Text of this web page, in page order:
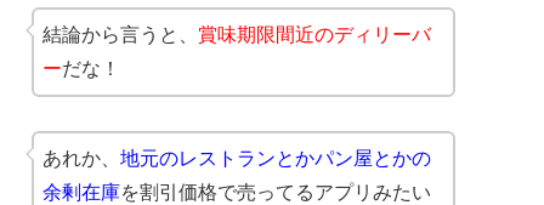
結論から言うと、 賞味期限間近のディリーバ
ーだな！
あれか、 地元のレストランとかパン屋とかの
余剰在庫を割引価格で売ってるアプリみたい